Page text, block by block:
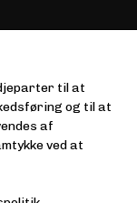
til at
og til at
af
ved at